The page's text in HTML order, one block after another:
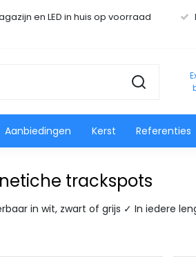
en LED in huis op voorraad
Aanbiedingen Kerst Referenties
trackspots
in wit, zwart of grijs ✓ In iedere